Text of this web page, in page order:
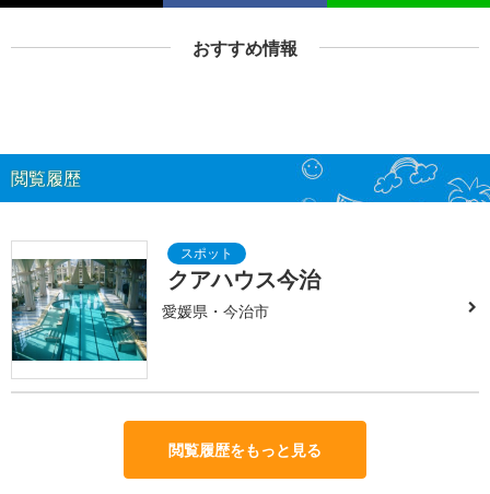
おすすめ情報
閲覧履歴
クアハウス今治
愛媛県・今治市
閲覧履歴をもっと見る